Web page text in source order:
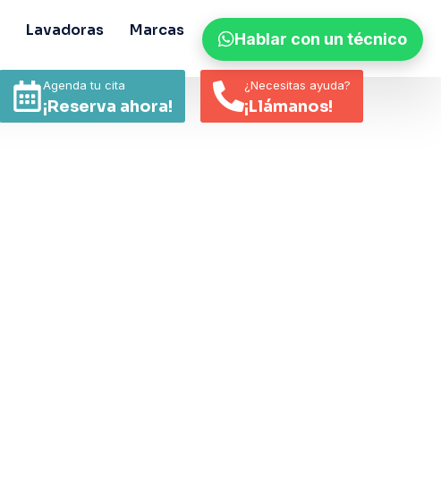
Lavadoras Marcas Contacto Noticias
Agenda tu cita
¡Reserva ahora!
¿Necesitas ayuda?
¡Llámanos!
Hablar con un técnico